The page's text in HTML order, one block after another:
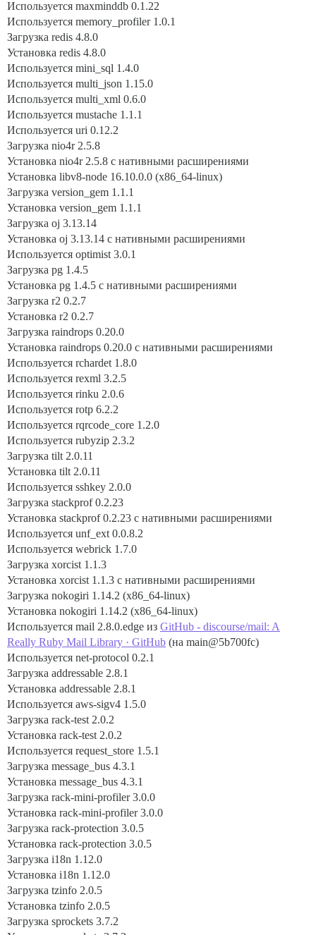
Используется maxminddb 0.1.22
Используется memory_profiler 1.0.1
Загрузка redis 4.8.0
Установка redis 4.8.0
Используется mini_sql 1.4.0
Используется multi_json 1.15.0
Используется multi_xml 0.6.0
Используется mustache 1.1.1
Используется uri 0.12.2
Загрузка nio4r 2.5.8
Установка nio4r 2.5.8 с нативными расширениями
Установка libv8-node 16.10.0.0 (x86_64-linux)
Загрузка version_gem 1.1.1
Установка version_gem 1.1.1
Загрузка oj 3.13.14
Установка oj 3.13.14 с нативными расширениями
Используется optimist 3.0.1
Загрузка pg 1.4.5
Установка pg 1.4.5 с нативными расширениями
Загрузка r2 0.2.7
Установка r2 0.2.7
Загрузка raindrops 0.20.0
Установка raindrops 0.20.0 с нативными расширениями
Используется rchardet 1.8.0
Используется rexml 3.2.5
Используется rinku 2.0.6
Используется rotp 6.2.2
Используется rqrcode_core 1.2.0
Используется rubyzip 2.3.2
Загрузка tilt 2.0.11
Установка tilt 2.0.11
Используется sshkey 2.0.0
Загрузка stackprof 0.2.23
Установка stackprof 0.2.23 с нативными расширениями
Используется unf_ext 0.0.8.2
Используется webrick 1.7.0
Загрузка xorcist 1.1.3
Установка xorcist 1.1.3 с нативными расширениями
Загрузка nokogiri 1.14.2 (x86_64-linux)
Установка nokogiri 1.14.2 (x86_64-linux)
Используется mail 2.8.0.edge из GitHub - discourse/mail: A
Really Ruby Mail Library · GitHub (на main@5b700fc)
Используется net-protocol 0.2.1
Загрузка addressable 2.8.1
Установка addressable 2.8.1
Используется aws-sigv4 1.5.0
Загрузка rack-test 2.0.2
Установка rack-test 2.0.2
Используется request_store 1.5.1
Загрузка message_bus 4.3.1
Установка message_bus 4.3.1
Загрузка rack-mini-profiler 3.0.0
Установка rack-mini-profiler 3.0.0
Загрузка rack-protection 3.0.5
Установка rack-protection 3.0.5
Загрузка i18n 1.12.0
Установка i18n 1.12.0
Загрузка tzinfo 2.0.5
Установка tzinfo 2.0.5
Загрузка sprockets 3.7.2